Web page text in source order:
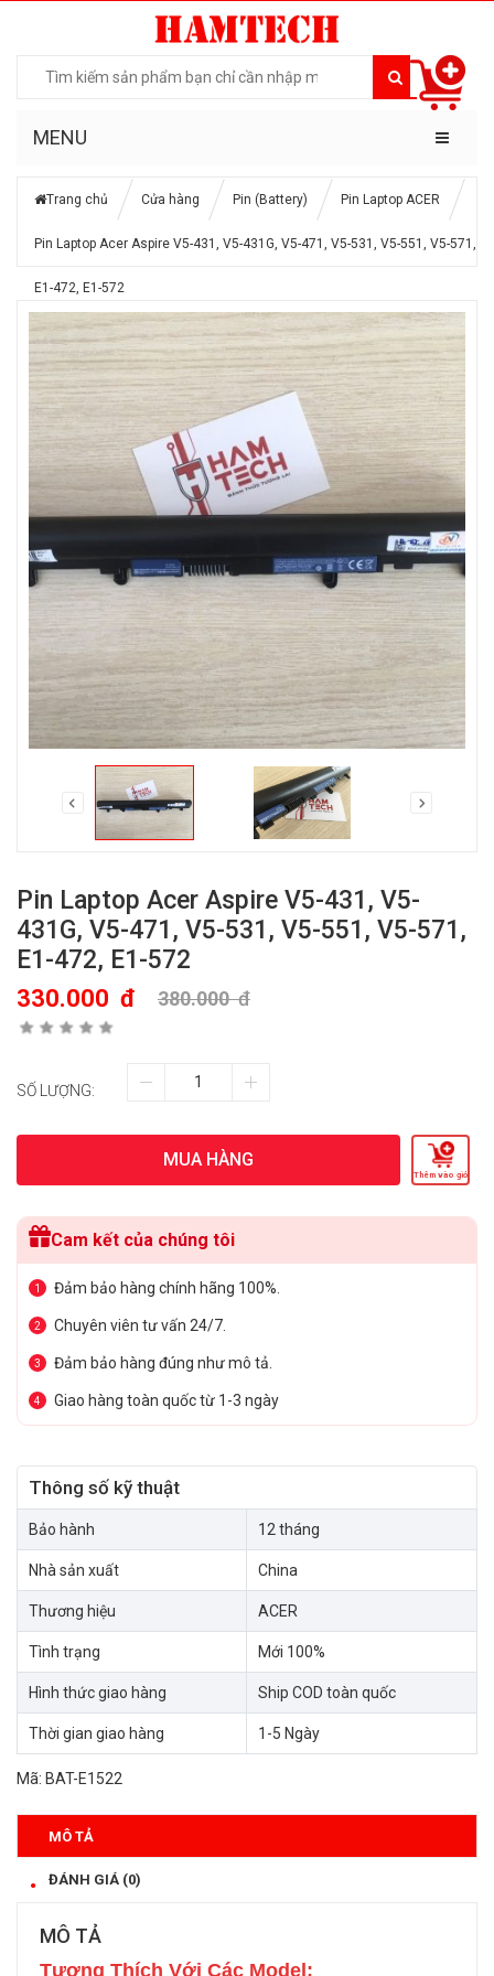
MENU
Trang chủ Cửa hàng Pin (Battery) Pin Laptop ACER
Pin Laptop Acer Aspire V5-431, V5-431G, V5-471, V5-531, V5-551, V5-571,
E1-472, E1-572
Pin Laptop Acer Aspire V5-431, V5-
431G, V5-471, V5-531, V5-551, V5-571,
E1-472, E1-572
330.000 đ 380.000đ
SỐ LƯỢNG:
MUA HÀNG
Thêm vào giỏ
Cam kết của chúng tôi
1 Đảm bảo hàng chính hãng 100%.
2 Chuyên viên tư vấn 24/7.
3 Đảm bảo hàng đúng như mô tả.
4 Giao hàng toàn quốc từ 1-3 ngày
Thông số kỹ thuật
Bảo hành 12 tháng
Nhà sản xuất China
Thương hiệu ACER
Tình trạng Mới 100%
Hình thức giao hàng Ship COD toàn quốc
Thời gian giao hàng 1-5 Ngày
Mã: BAT-E1522
MÔ TẢ
ĐÁNH GIÁ (0)
MÔ TẢ
Tương Thích Với Các Model: